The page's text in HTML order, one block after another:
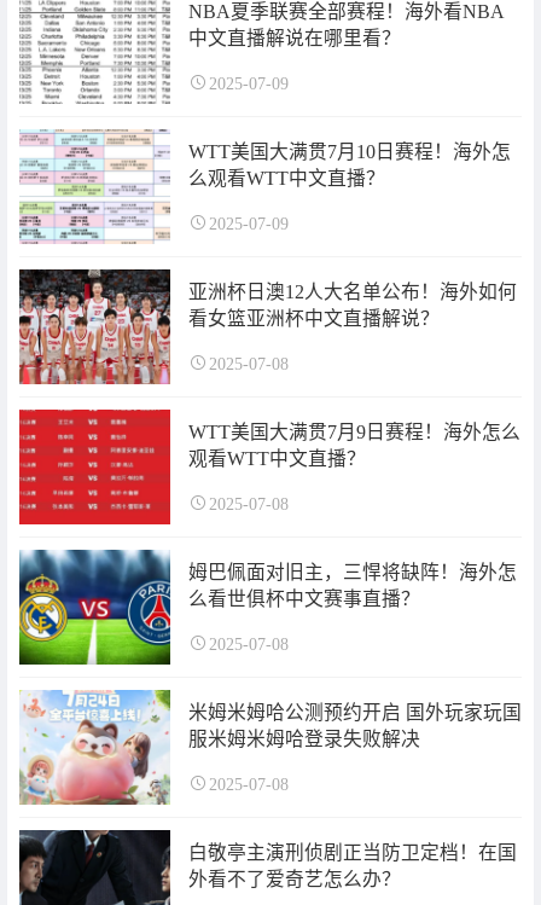
NBA夏季联赛全部赛程！海外看NBA
中文直播解说在哪里看？
2025-07-09
WTT美国大满贯7月10日赛程！海外怎
么观看WTT中文直播？
2025-07-09
亚洲杯日澳12人大名单公布！海外如何
看女篮亚洲杯中文直播解说？
2025-07-08
WTT美国大满贯7月9日赛程！海外怎么
观看WTT中文直播？
2025-07-08
姆巴佩面对旧主，三悍将缺阵！海外怎
么看世俱杯中文赛事直播？
2025-07-08
米姆米姆哈公测预约开启 国外玩家玩国
服米姆米姆哈登录失败解决
2025-07-08
白敬亭主演刑侦剧正当防卫定档！在国
外看不了爱奇艺怎么办？